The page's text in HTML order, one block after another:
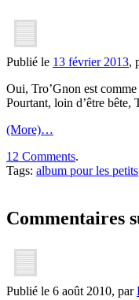
Publié le 13 février 2013,
Oui, Tro’Gnon est
Pourtant, loin d’être bête,
(More)…
12 Comments.
Tags: album pour les petits
Commentaires
Publié le 6 août 2010, par